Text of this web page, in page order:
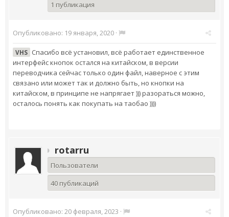
1 публикация
Опубликовано: 19 января, 2020 ·
VHS Спасибо всё установил, всё работает единственное
интерфейс кнопок остался на китайском, в версии
переводчика сейчас только один файл, наверное с этим
связано или может так и должно быть, но кнопки на
китайском, в принципе не напрягает ))) разораться можно,
осталось понять как покупать на таобао ))))
rotarru
Пользователи
40 публикаций
Опубликовано: 20 февраля, 2023 ·